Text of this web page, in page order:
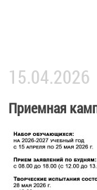
15.04.2026
Приемная